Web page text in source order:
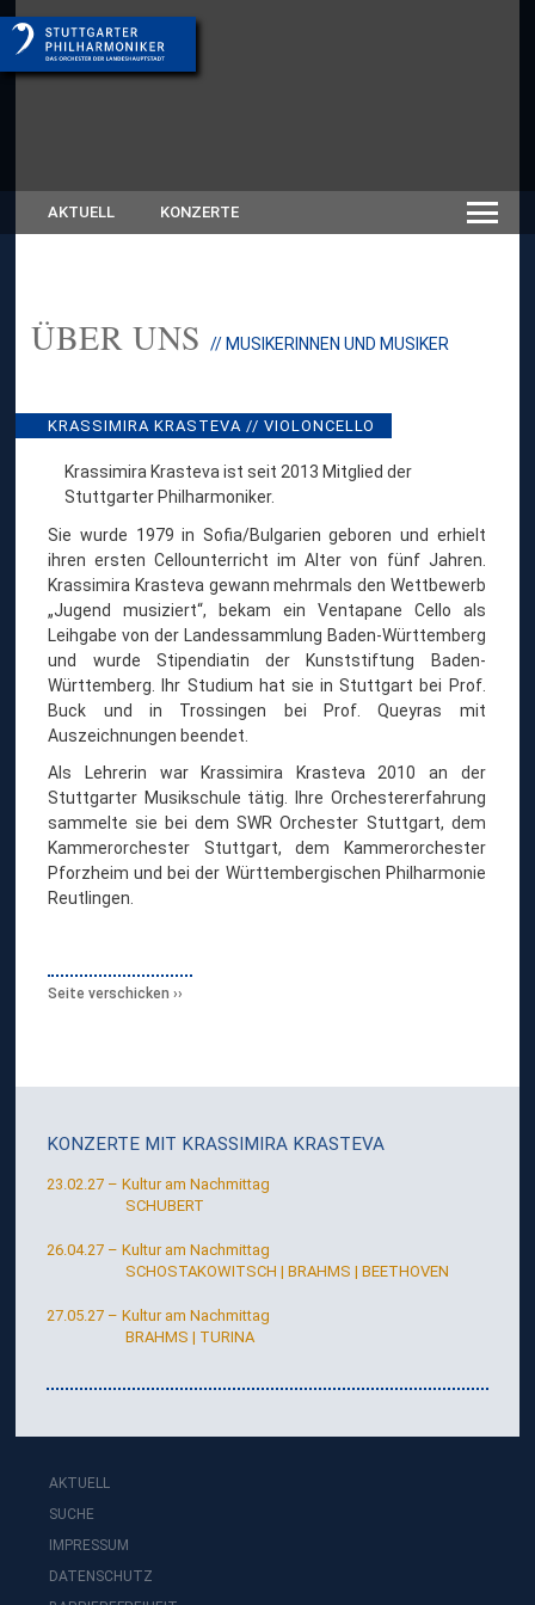
AKTUELL KONZERTE
ÜBER UNS // MUSIKERINNEN UND MUSIKERK
A
K
R
A
S
T
V
KRASSIMIRA KRASTEVA // VIOLONCELLO
Krassimira Krasteva ist seit 2013 Mitglied der
Stuttgarter Philharmoniker.
Sie wurde 1979 in Sofia/Bulgarien geboren und erhielt
ihren ersten Cellounterricht im Alter von fünf Jahren.
Krassimira Krasteva gewann mehrmals den Wettbewerb
„Jugend musiziert“, bekam ein Ventapane Cello als
Leihgabe von der Landessammlung Baden-Württemberg
und wurde Stipendiatin der Kunststiftung Baden-
Württemberg. Ihr Studium hat sie in Stuttgart bei Prof.
Buck und in Trossingen bei Prof. Queyras mit
Auszeichnungen beendet.
Als Lehrerin war Krassimira Krasteva 2010 an der
Stuttgarter Musikschule tätig. Ihre Orchestererfahrung
sammelte sie bei dem SWR Orchester Stuttgart, dem
Kammerorchester Stuttgart, dem Kammerorchester
Pforzheim und bei der Württembergischen Philharmonie
Reutlingen.
KONZERTE MIT KRASSIMIRA KRASTEVA
23.02.27 – Kultur am Nachmittag
SCHUBERT
26.04.27 – Kultur am Nachmittag
SCHOSTAKOWITSCH | BRAHMS | BEETHOVEN
27.05.27 – Kultur am Nachmittag
BRAHMS | TURINA
Seite verschicken
AKTUELL
SUCHE
IMPRESSUM
DATENSCHUTZ